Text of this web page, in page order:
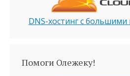
DNS-хостинг с
Помоги Олежеку!